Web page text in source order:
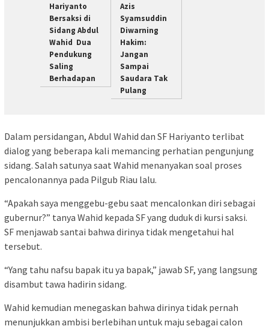
Hariyanto
Bersaksi di
Sidang Abdul
Wahid Dua
Pendukung
Saling
Berhadapan
Azis
Syamsuddin
Diwarning
Hakim:
Jangan
Sampai
Saudara Tak
Pulang
Dalam persidangan, Abdul Wahid dan SF Hariyanto terlibat
dialog yang beberapa kali memancing perhatian pengunjung
sidang. Salah satunya saat Wahid menanyakan soal proses
pencalonannya pada Pilgub Riau lalu.
“Apakah saya menggebu-gebu saat mencalonkan diri sebagai
gubernur?” tanya Wahid kepada SF yang duduk di kursi saksi.
SF menjawab santai bahwa dirinya tidak mengetahui hal
tersebut.
“Yang tahu nafsu bapak itu ya bapak,” jawab SF, yang langsung
disambut tawa hadirin sidang.
Wahid kemudian menegaskan bahwa dirinya tidak pernah
menunjukkan ambisi berlebihan untuk maju sebagai calon